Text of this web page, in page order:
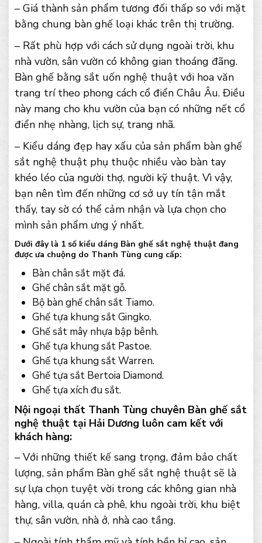
– Giá thành sản phẩm tương đối thấp so với mặt
bằng chung bàn ghế loại khác trên thị trường.
– Rất phù hợp với cách sử dụng ngoài trời, khu
nhà vườn, sân vườn có không gian thoáng đãng.
Bàn ghế bằng sắt uốn nghệ thuật với hoa văn
trang trí theo phong cách cổ điển Châu Âu. Điều
này mang cho khu vườn của bạn có những nết cổ
điển nhẹ nhàng, lịch sự, trang nhã.
– Kiểu dáng đẹp hay xấu của sản phẩm bàn ghế
sắt nghệ thuật phụ thuộc nhiều vào bàn tay
khéo léo của người thợ, người kỹ thuật. Vì vậy,
bạn nên tìm đến những cơ sở uy tín tận mắt
thấy, tay sờ có thể cảm nhận và lựa chọn cho
mình sản phẩm ưng ý nhất.
Dưới đây là 1 số kiểu dáng Bàn ghế sắt nghệ thuật đang
được ưa chuộng do Thanh Tùng cung cấp:
Bàn chân sắt mặt đá.
Ghế chân sắt mặt gỗ.
Bộ bàn ghế chân sắt Tiamo.
Ghế tựa khung sắt Gingko.
Ghế sắt mây nhựa bập bênh.
Ghế tựa khung sắt Pastoe.
Ghế tựa khung sắt Warren.
Ghế tựa sắt Bertoia Diamond.
Ghế tựa xích đu sắt.
Nội ngoại thất Thanh Tùng chuyên Bàn ghế sắt
nghệ thuật tại Hải Dương luôn cam kết với
khách hàng:
– Với những thiết kế sang trọng, đảm bảo chất
lượng, sản phẩm Bàn ghế sắt nghệ thuật sẽ là
sự lựa chọn tuyệt vời trong các không gian nhà
hàng, villa, quán cà phê, khu ngoài trời, khu biệt
thự, sân vườn, nhà ở, nhà cao tầng.